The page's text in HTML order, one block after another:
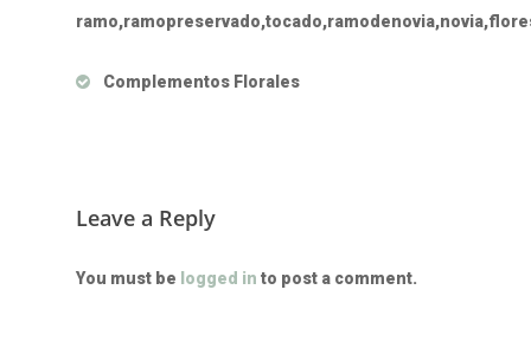
Complementos Florales
Leave a Reply
You must be logged in to post a comment.